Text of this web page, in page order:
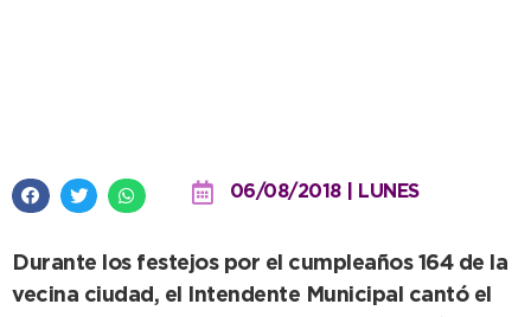
06/08/2018 | LUNES
Durante los festejos por el cumpleaños 164 de la
vecina ciudad, el Intendente Municipal cantó el